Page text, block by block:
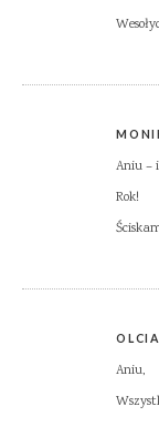
Aniu –
Rok!
Aniu,